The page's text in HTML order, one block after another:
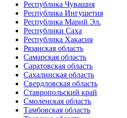
Республика Чувашия
Республика Ингушетия
Республика Марий Эл.
Республики Саха
Республика Хакасия
Рязанская область
Самарская область
Саратовская область
Сахалинская область
Свердловская область
Ставропольский край
Смоленская область
Тамбовская область